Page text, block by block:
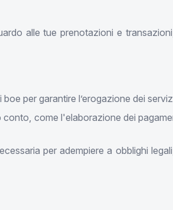
alle tue prenotazioni e
per garantire l’erogazione dei
come l'elaborazione dei
per adempiere a obblighi